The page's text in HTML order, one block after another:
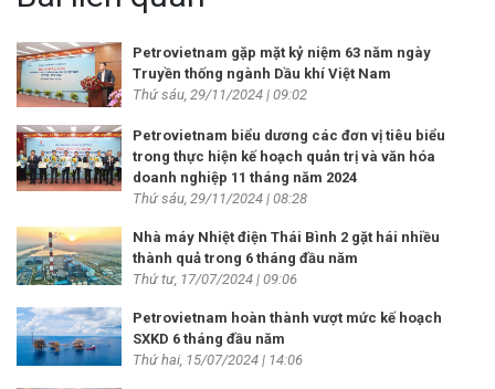
Petrovietnam gặp mặt kỷ niệm 63 năm ngày
Truyền thống ngành Dầu khí Việt Nam
Thứ sáu, 29/11/2024 | 09:02
Petrovietnam biểu dương các đơn vị tiêu biểu
trong thực hiện kế hoạch quản trị và văn hóa
doanh nghiệp 11 tháng năm 2024
Thứ sáu, 29/11/2024 | 08:28
Nhà máy Nhiệt điện Thái Bình 2 gặt hái nhiều
thành quả trong 6 tháng đầu năm
Thứ tư, 17/07/2024 | 09:06
Petrovietnam hoàn thành vượt mức kế hoạch
SXKD 6 tháng đầu năm
Thứ hai, 15/07/2024 | 14:06